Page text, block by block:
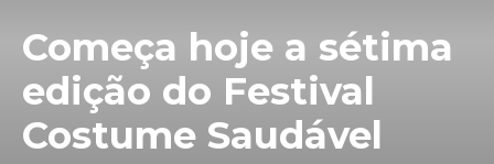
Começa hoje a sétima
edição do Festival
Costume Saudável